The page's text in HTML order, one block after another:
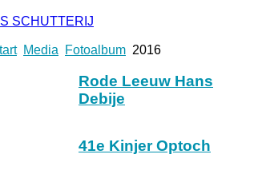
SCHUTTERIJ
Media Fotoalbum 2016
Rode Leeuw Hans
Debije
41e Kinjer Optoch